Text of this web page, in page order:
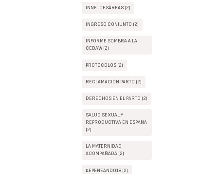
INNE-CESÁREAS (2)
INGRESO CONJUNTO (2)
INFORME SOMBRA A LA
CEDAW (2)
PROTOCOLOS (2)
RECLAMACIÓN PARTO (2)
DERECHOS EN EL PARTO (2)
SALUD SEXUAL Y
REPRODUCTIVA EN ESPAÑA
(2)
LA MATERNIDAD
ACOMPAÑADA (2)
#EPENEANDO18 (2)